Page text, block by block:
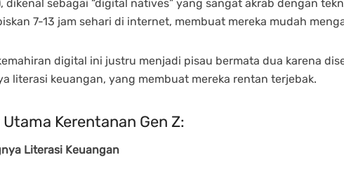
dikenal sebagai “digital natives” yang sangat akrab dengan
7-13 jam sehari di internet, membuat mereka mudah
digital ini justru menjadi pisau bermata dua karena
literasi keuangan, yang membuat mereka rentan terjebak.
Kerentanan Gen Z:
Literasi Keuangan